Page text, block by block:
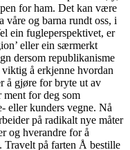
for ham. Det kan være
våre og barna rundt oss, i
ein fugleperspektivet, er
eller ein særmerkt
dersom republikanisme
å erkjenne hvordan
å gjøre for bryte ut av
ment for deg som
eller kunders vegne. Nå
på radikalt nye måter
og hverandre for å
Travelt på farten Å bestille